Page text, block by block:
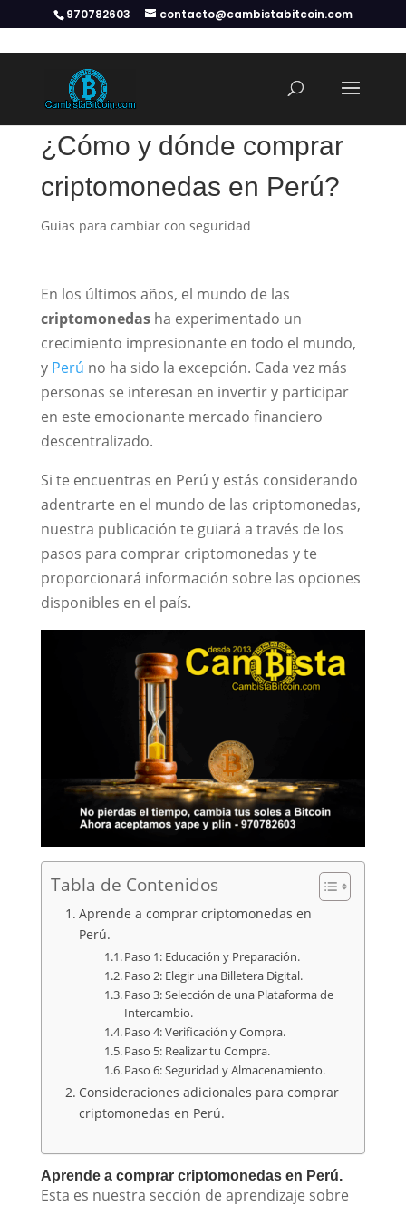
970782603 contacto@cambistabitcoin.com
¿Cómo y dónde comprar
criptomonedas en Perú?
Guias para cambiar con seguridad
En los últimos años, el mundo de las
criptomonedasha experimentado un
crecimiento impresionante en todo el mundo,
y Perú no ha sido la excepción. Cada vez más
personas se interesan en invertir y participar
en este emocionante mercado financiero
descentralizado.
Si te encuentras en Perú y estás considerando
adentrarte en el mundo de las criptomonedas,
nuestra publicación te guiará a través de los
pasos para comprar criptomonedas y te
proporcionará información sobre las opciones
disponibles en el país.
Tabla de Contenidos
Aprende a comprar criptomonedas en
Perú.
Paso 1: Educación y Preparación.
Paso 2: Elegir una Billetera Digital.
Paso 3: Selección de una Plataforma de
Intercambio.
Paso 4: Verificación y Compra.
Paso 5: Realizar tu Compra.
Paso 6: Seguridad y Almacenamiento.
Consideraciones adicionales para comprar
criptomonedas en Perú.
Aprende a comprar criptomonedas en Perú.
Esta es nuestra sección de aprendizaje sobre